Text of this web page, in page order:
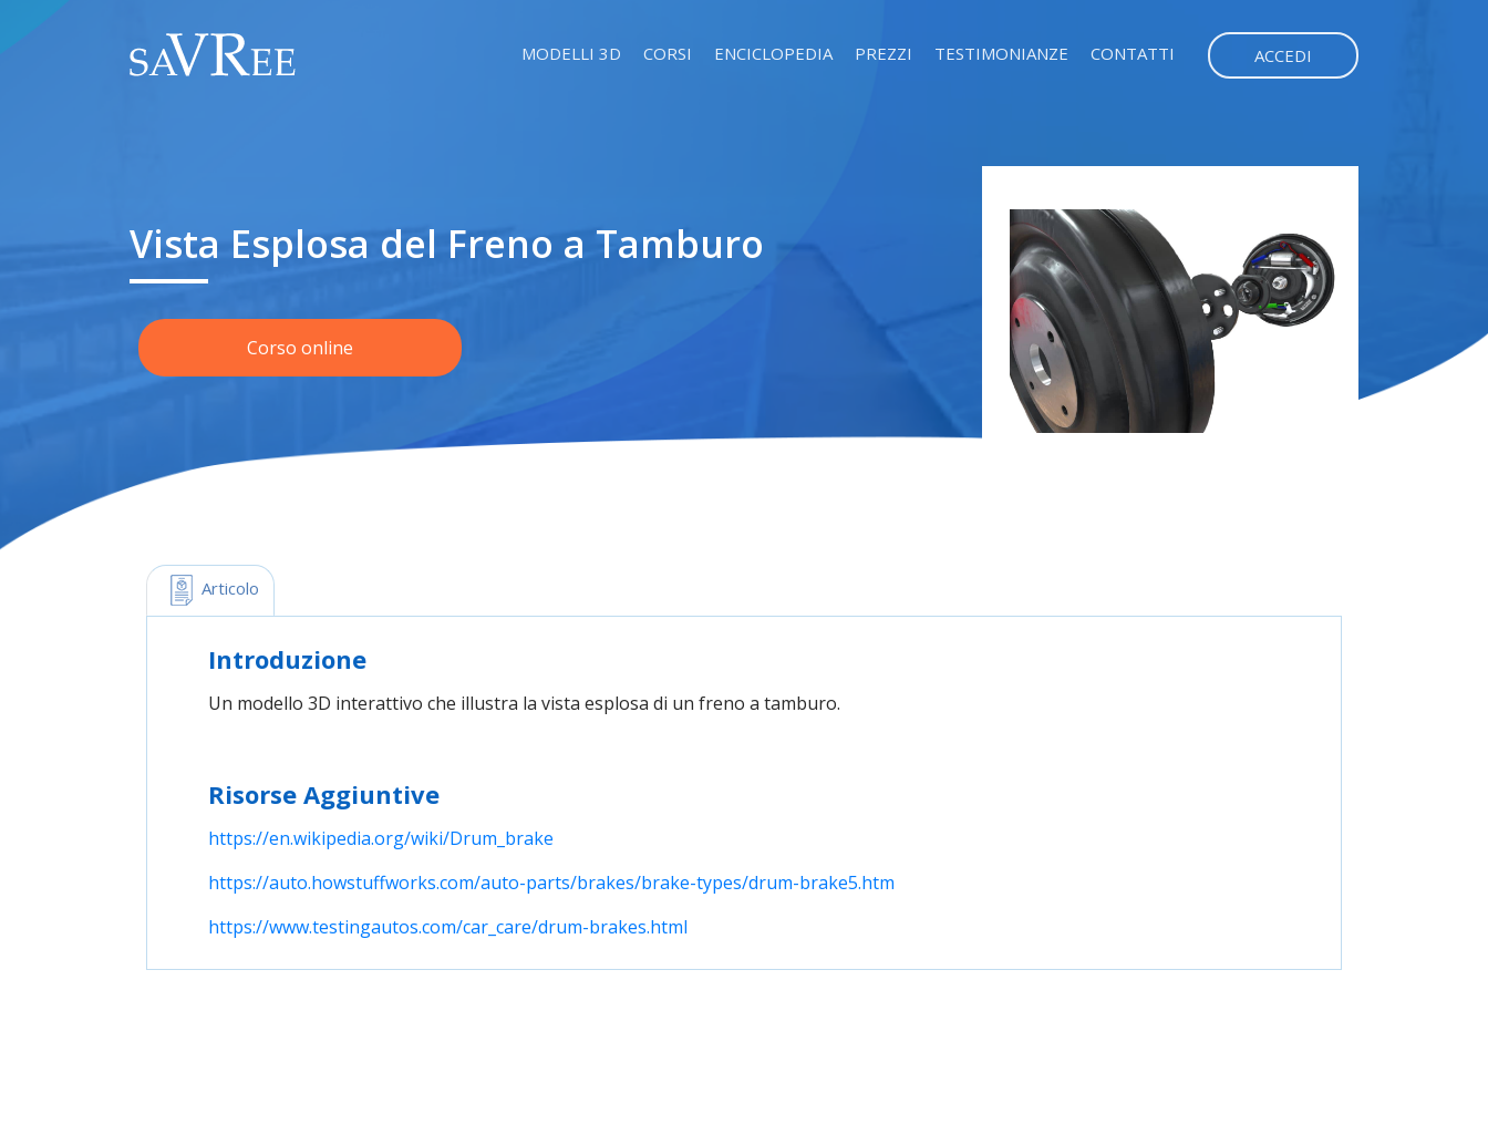
MODELLI 3D CORSI ENCICLOPEDIA PREZZI TESTIMONIANZE CONTATTI ACCEDI
Vista Esplosa del Freno a Tamburo
Corso online
Articolo
Introduzione
Un modello 3D interattivo che illustra la vista esplosa di un freno a tamburo.
Risorse Aggiuntive
https://en.wikipedia.org/wiki/Drum_brake
https://auto.howstuffworks.com/auto-parts/brakes/brake-types/drum-brake5.htm
https://www.testingautos.com/car_care/drum-brakes.html